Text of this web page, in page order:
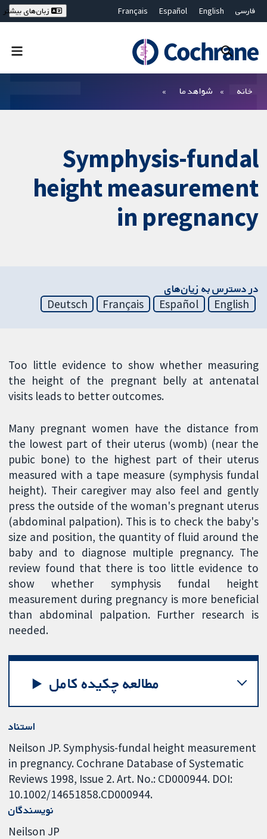
فارسی English
Español
Français
Bahasa Malaysia
ไทย
繁體中文
زبان‌های بیشتر
خانه شواهد ما
Symphysis-fundal
height measurement
in pregnancy
در دسترس به زیان‌های
English
Español
Français
Deutsch
Too little evidence to show whether measuring
the height of the pregnant belly at antenatal
visits leads to better outcomes.
Many pregnant women have the distance from
the lowest part of their uterus (womb) (near the
pubic bone) to the highest part of their uterus
measured with a tape measure (symphysis fundal
height). Their caregiver may also feel and gently
press the outside of the woman's pregnant uterus
(abdominal palpation). This is to check the baby's
size and position, the quantity of fluid around the
baby and to diagnose multiple pregnancy. The
review found that there is too little evidence to
show whether symphysis fundal height
measurement during pregnancy is more beneficial
than abdominal palpation. Further research is
needed.
مطالعه چکیده کامل
استناد
Neilson JP. Symphysis-fundal height measurement
in pregnancy. Cochrane Database of Systematic
Reviews 1998, Issue 2. Art. No.: CD000944. DOI:
10.1002/14651858.CD000944.
نویسندگان
Neilson JP